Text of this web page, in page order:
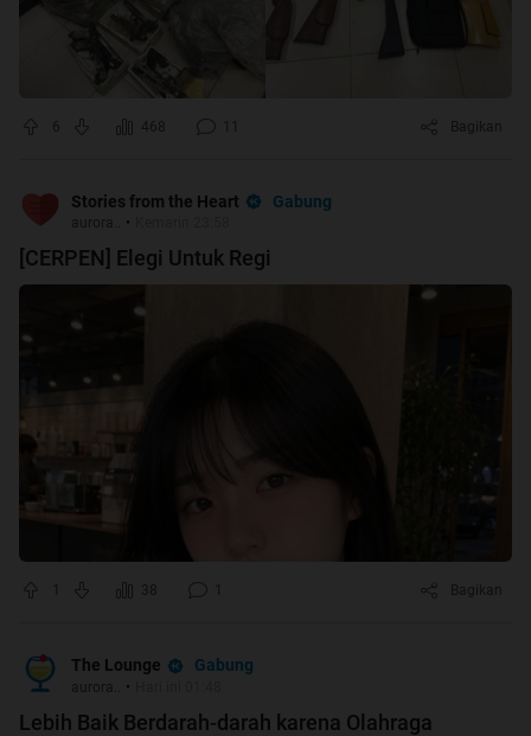
6 468 Bagikan
Stories from the Heart Gabung
aurora.. •
[CERPEN] Elegi Untuk Regi
38 Bagikan
The Lounge Gabung
aurora.. •
Lebih Baik Berdarah-darah karena Olahraga